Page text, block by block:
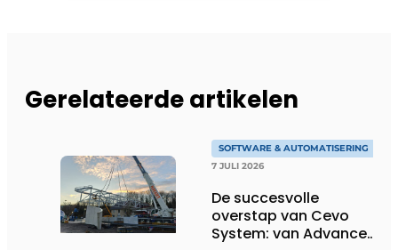
Gerelateerde artikelen
SOFTWARE & AUTOMATISERING
7 JULI 2026
De succesvolle
overstap van Cevo
System: van Advance